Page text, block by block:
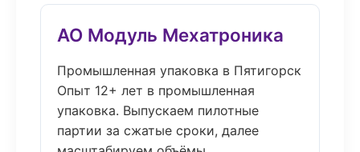
АО Модуль Мехатроника
Промышленная упаковка в Пятигорск
Опыт 12+ лет в промышленная
упаковка. Выпускаем пилотные
партии за сжатые сроки, далее